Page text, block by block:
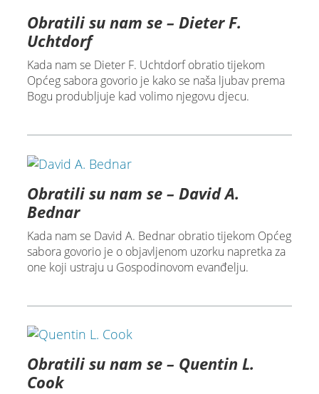
Obratili su nam se – Dieter F.
Uchtdorf
Kada nam se Dieter F. Uchtdorf obratio tijekom
Općeg sabora govorio je kako se naša ljubav prema
Bogu produbljuje kad volimo njegovu djecu.
Obratili su nam se – David A.
Bednar
Kada nam se David A. Bednar obratio tijekom Općeg
sabora govorio je o objavljenom uzorku napretka za
one koji ustraju u Gospodinovom evanđelju.
Obratili su nam se – Quentin L.
Cook